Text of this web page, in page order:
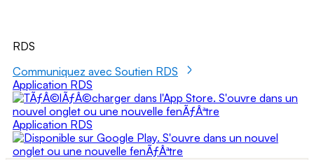
RDS
Communiquez avec Soutien RDS
Application RDS
Application RDS